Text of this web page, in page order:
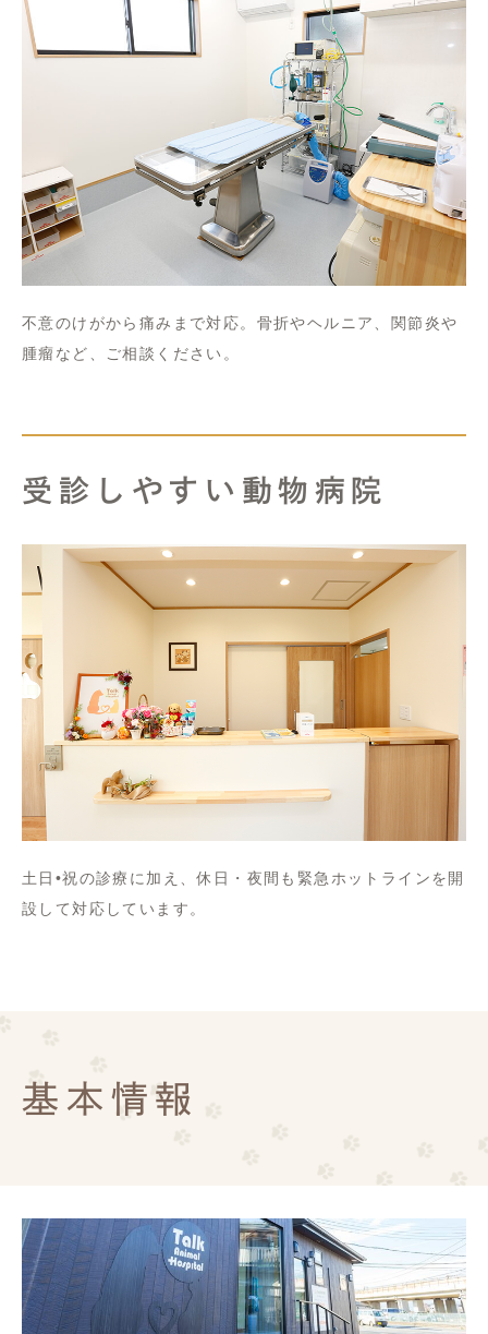
不意のけがから痛みまで対応。骨折やヘルニア、関節炎や
腫瘤など、ご相談ください。
受診しやすい動物病院
土日•祝の診療に加え、休日・夜間も緊急ホットラインを開
設して対応しています。
基本情報